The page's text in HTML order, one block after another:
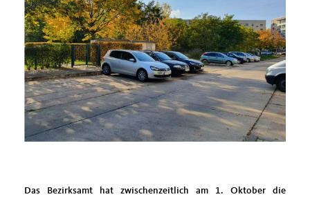
Das Bezirksamt hat zwischenzeitlich am 1. Oktober die